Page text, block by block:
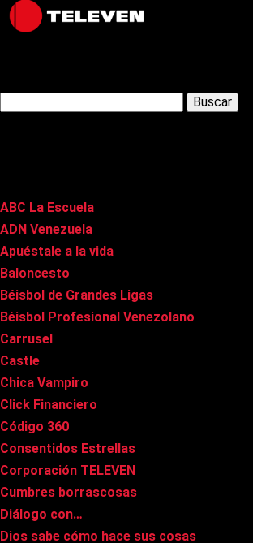
Latest Posts
ABC La Escuela
ADN Venezuela
Apuéstale a la vida
Baloncesto
Béisbol de Grandes Ligas
Béisbol Profesional Venezolano
Carrusel
Castle
Chica Vampiro
Click Financiero
Código 360
Consentidos Estrellas
Corporación TELEVEN
Cumbres borrascosas
Diálogo con…
Dios sabe cómo hace sus cosas